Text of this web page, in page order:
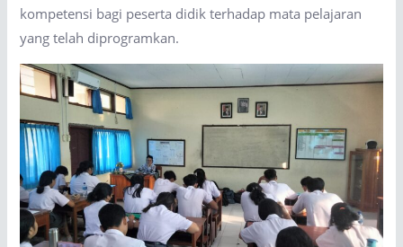
kompetensi bagi peserta didik terhadap mata pelajaran
yang telah diprogramkan.